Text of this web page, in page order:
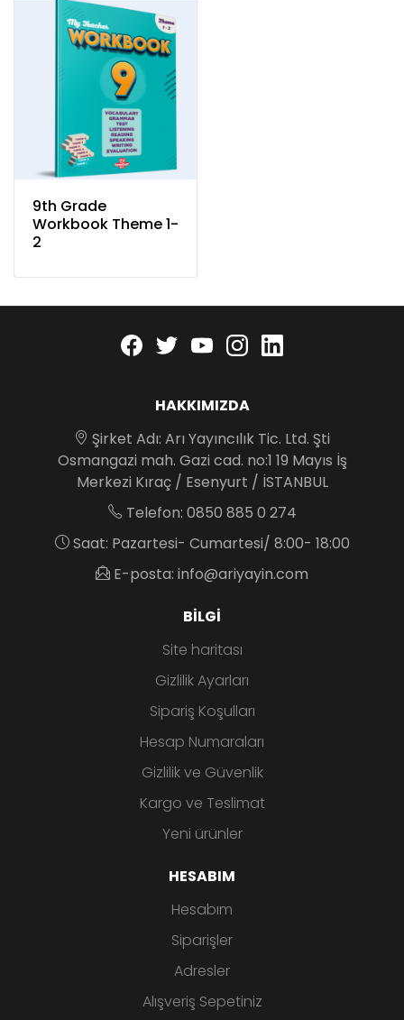
9th Grade
Workbook Theme 1-
2
Facebook
twitteryoutubeinstagram
HAKKIMIZDA
Şirket Adı: Arı Yayıncılık Tic. Ltd. Şti
Osmangazi mah. Gazi cad. no:1 19 Mayıs İş
Merkezi Kıraç / Esenyurt / İSTANBUL
Telefon: 0850 885 0 274
Saat: Pazartesi- Cumartesi/ 8:00- 18:00
E-posta: info@ariyayin.com
BILGI
Site haritası
Gizlilik Ayarları
Sipariş Koşulları
Hesap Numaraları
Gizlilik ve Güvenlik
Kargo ve Teslimat
Yeni ürünler
HESABIM
Hesabım
Siparişler
Adresler
Alışveriş Sepetiniz